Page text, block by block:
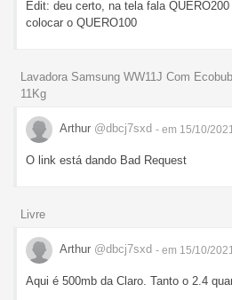
Edit: deu certo, na tela fala
colocar o QUERO100
Lavadora Samsung WW11J Com
11Kg
Arthur @dbcj7sxd - em 15/10/2021
O link está dando Bad Request
Livre
Arthur @dbcj7sxd - em 15/10/2021
Aqui é 500mb da Claro. Tanto o 2.4